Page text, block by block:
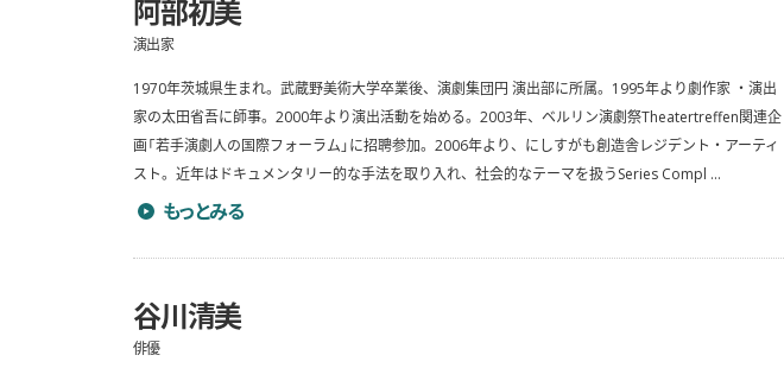
阿部初美
演出家
1970年茨城県生まれ。武蔵野美術大学卒業後、演劇集団円 演出部に所属。1995年より劇作家 ・演出
家の太田省吾に師事。2000年より演出活動を始める。2003年、ベルリン演劇祭Theatertreffen関連企
画「若手演劇人の国際フォーラム」に招聘参加。2006年より、にしすがも創造舎レジデント・アーティ
スト。近年はドキュメンタリー的な手法を取り入れ、社会的なテーマを扱うSeries Compl ...
阿部初美のプロフィールを詳しく見る
もっとみる
谷川清美
俳優